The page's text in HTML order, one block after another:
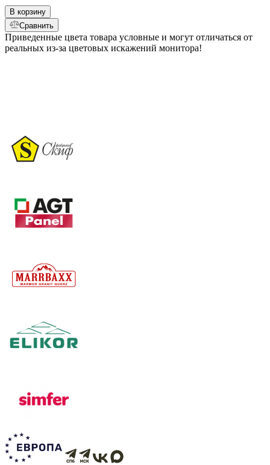
В корзину
Сравнить
Приведенные цвета товара условные и могут отличаться от
реальных из-за цветовых искажений монитора!